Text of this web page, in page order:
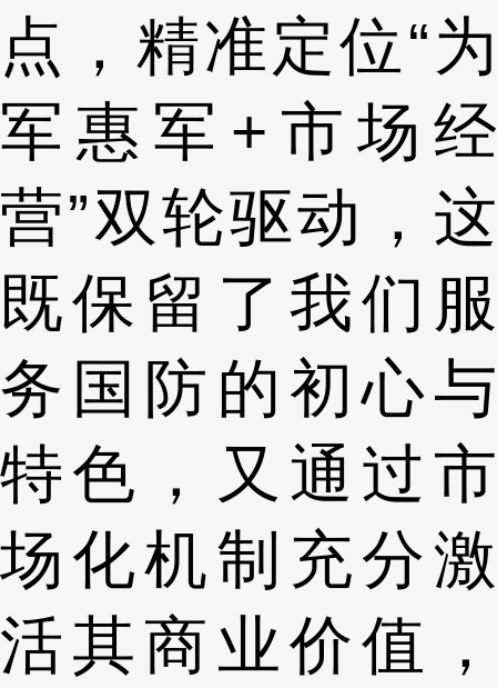
点，精准定位“为
军惠军+市场经
营”双轮驱动，这
既保留了我们服
务国防的初心与
特色，又通过市
场化机制充分激
活其商业价值，